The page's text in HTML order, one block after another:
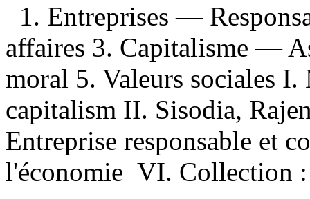
1. Entreprises —
affaires 3. Capitalisme —
moral 5. Valeurs sociales
capitalism II. Sisodia,
Entreprise responsable et
l'économie VI. Collection